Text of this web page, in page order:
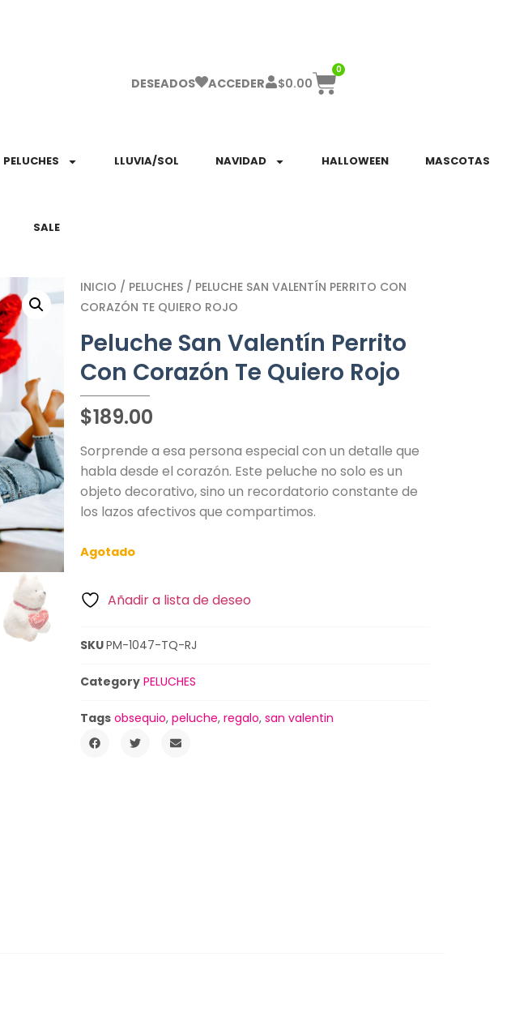
DESEADOS ACCEDER $0.00
0
PELUCHES LLUVIA/SOL NAVIDAD HALLOWEEN MASCOTAS
SALE
INICIO / PELUCHES / PELUCHE SAN VALENTÍN PERRITO CON
CORAZÓN TE QUIERO ROJO
Peluche San Valentín Perrito
Con Corazón Te Quiero Rojo
$189.00
Sorprende a esa persona especial con un detalle que
habla desde el corazón. Este peluche no solo es un
objeto decorativo, sino un recordatorio constante de
los lazos afectivos que compartimos.
Agotado
Añadir a lista de deseo
SKUPM-1047-TQ-RJ
Category PELUCHES
Tags obsequio,peluche,regalo,san valentin